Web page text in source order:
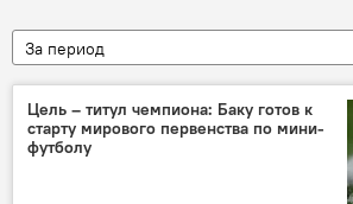
За период
Цель – титул чемпиона: Баку готов к
старту мирового первенства по мини-
футболу